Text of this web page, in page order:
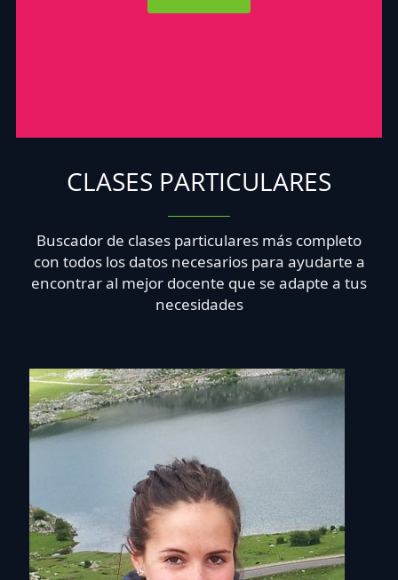
CLASES PARTICULARES
Buscador de clases particulares más completo
con todos los datos necesarios para ayudarte a
encontrar al mejor docente que se adapte a tus
necesidades